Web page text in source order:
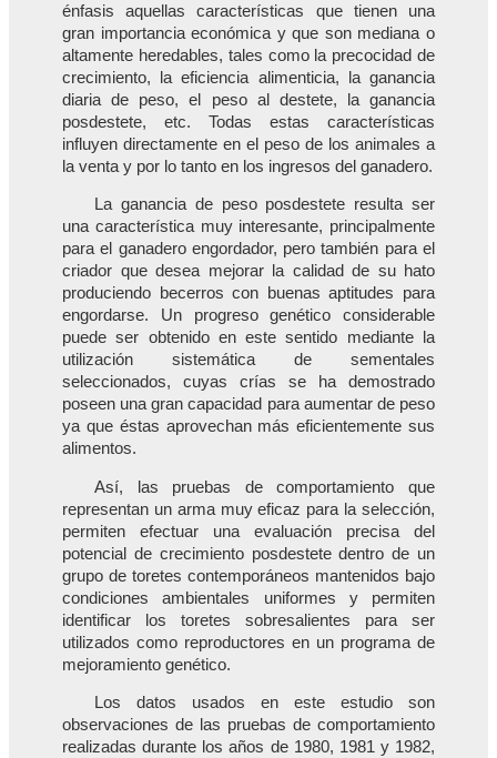
énfasis aquellas características que tienen una
gran importancia económica y que son mediana o
altamente heredables, tales como la precocidad de
crecimiento, la eficiencia alimenticia, la ganancia
diaria de peso, el peso al destete, la ganancia
posdestete, etc. Todas estas características
influyen directamente en el peso de los animales a
la venta y por lo tanto en los ingresos del ganadero.
La ganancia de peso posdestete resulta ser
una característica muy interesante, principalmente
para el ganadero engordador, pero también para el
criador que desea mejorar la calidad de su hato
produciendo becerros con buenas aptitudes para
engordarse. Un progreso genético considerable
puede ser obtenido en este sentido mediante la
utilización sistemática de sementales
seleccionados, cuyas crías se ha demostrado
poseen una gran capacidad para aumentar de peso
ya que éstas aprovechan más eficientemente sus
alimentos.
Así, las pruebas de comportamiento que
representan un arma muy eficaz para la selección,
permiten efectuar una evaluación precisa del
potencial de crecimiento posdestete dentro de un
grupo de toretes contemporáneos mantenidos bajo
condiciones ambientales uniformes y permiten
identificar los toretes sobresalientes para ser
utilizados como reproductores en un programa de
mejoramiento genético.
Los datos usados en este estudio son
observaciones de las pruebas de comportamiento
realizadas durante los años de 1980, 1981 y 1982,